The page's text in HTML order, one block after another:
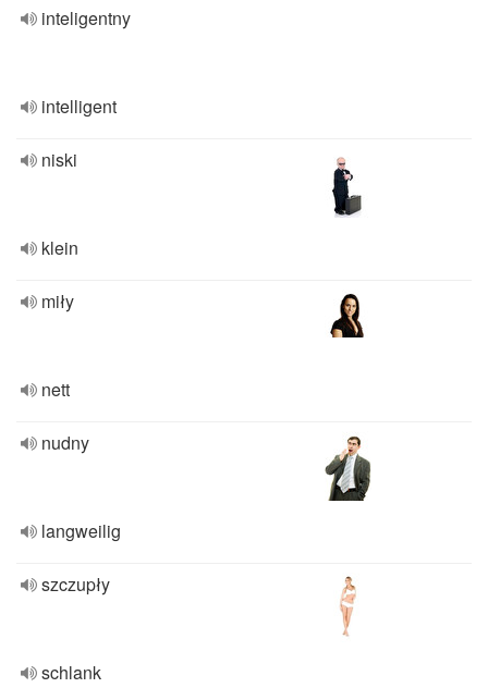
inteligentny
intelligent
niski
klein
miły
nett
nudny
langweilig
szczupły
schlank